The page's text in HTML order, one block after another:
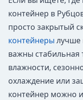
контейнер в
просто закрытый
контейнеры лучше
важны стабильная
влажности,
охлаждение или
контейнер можно